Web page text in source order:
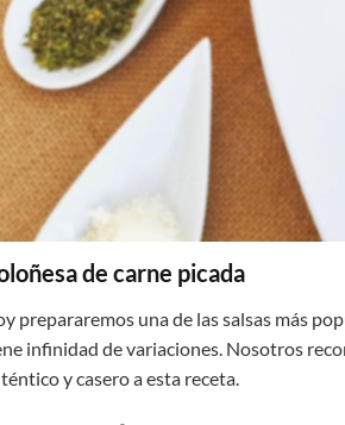
de carne picada
prepararemos una de las salsas más
infinidad de variaciones. Nosotros
y casero a esta receta.